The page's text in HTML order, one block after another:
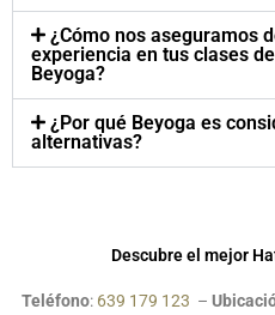
¿Cómo nos aseguramos
experiencia en tus clases
Beyoga?
¿Por qué Beyoga es
alternativas?
Descubre el mejor
Teléfono: 639 179 123 –